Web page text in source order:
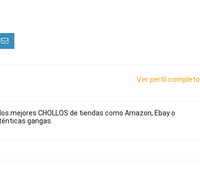
Ver perfil completo
mejores CHOLLOS de tiendas como Amazon, Ebay o
gangas.